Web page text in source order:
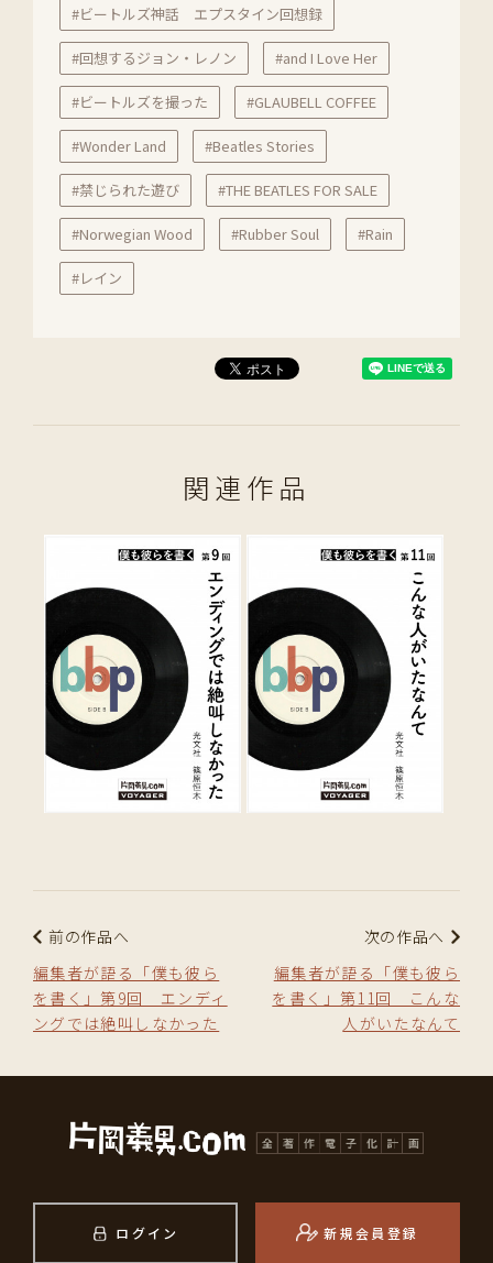
#ビートルズ神話 エプスタイン回想録
#回想するジョン・レノン #and I Love Her
#ビートルズを撮った #GLAUBELL COFFEE
#Wonder Land #Beatles Stories
#禁じられた遊び #THE BEATLES FOR SALE
#Norwegian Wood #Rubber Soul #Rain
#レイン
関連作品
前の作品へ
編集者が語る「僕も彼ら
を書く」第9回 エンディ
ングでは絶叫しなかった
次の作品へ
編集者が語る「僕も彼ら
を書く」第11回 こんな
人がいたなんて
ログイン 新規会員登録